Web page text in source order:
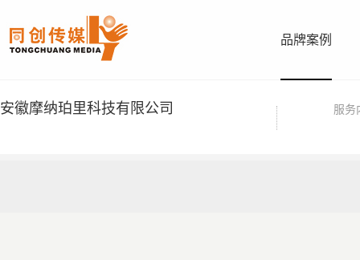
品牌案例
安徽摩纳珀里科技有限公司 服务